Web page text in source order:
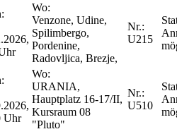
Wo:
Venzone, Udine,
Spilimbergo,
Pordenine,
Radovljica, Brezje,
Nr.:
U215
Uhr
Wo:
URANIA,
Hauptplatz 16-17/II,
Kursraum 08
"Pluto"
Nr.:
U510